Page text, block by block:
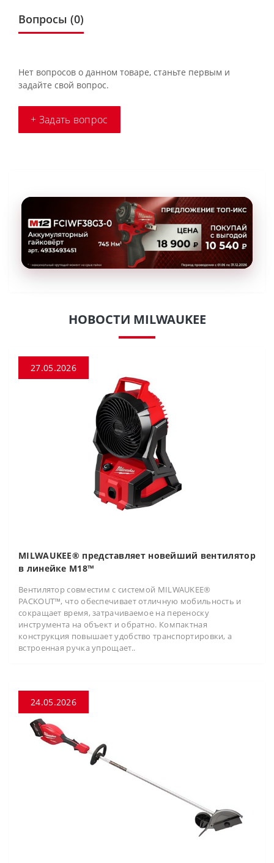
Вопросы (0)
Нет вопросов о данном товаре, станьте первым и
задайте свой вопрос.
+ Задать вопрос
НОВОСТИ MILWAUKEE
27.05.2026
MILWAUKEE® представляет новейший вентилятор
в линейке M18™
Вентилятор совместим с системой MILWAUKEE®
PACKOUT™, что обеспечивает отличную мобильность и
сокращает время, затрачиваемое на переноску
инструмента на объект и обратно. Компактная
конструкция повышает удобство транспортировки, а
встроенная ручка упрощает..
24.05.2026